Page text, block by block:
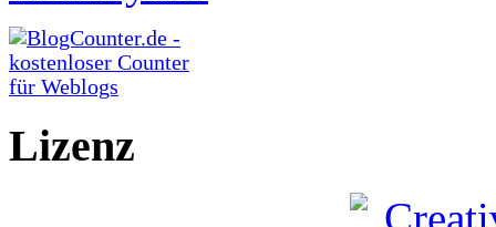
Lizenz